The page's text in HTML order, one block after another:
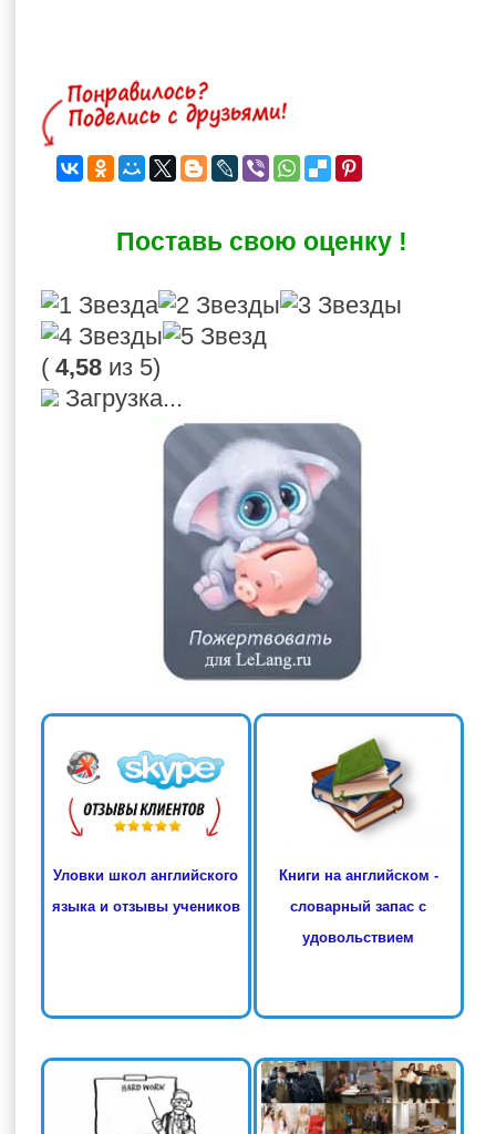
Поставь свою оценку !
( 4,58из 5)
Загрузка...
Уловки школ английского
языка и отзывы учеников
Книги на английском -
словарный запас с
удовольствием